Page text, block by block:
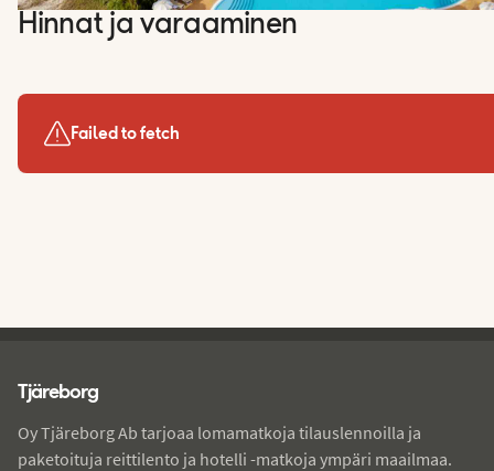
Hinnat ja varaaminen
Failed to fetch
Tjäreborg
Oy Tjäreborg Ab tarjoaa lomamatkoja tilauslennoilla ja
paketoituja reittilento ja hotelli -matkoja ympäri maailmaa.